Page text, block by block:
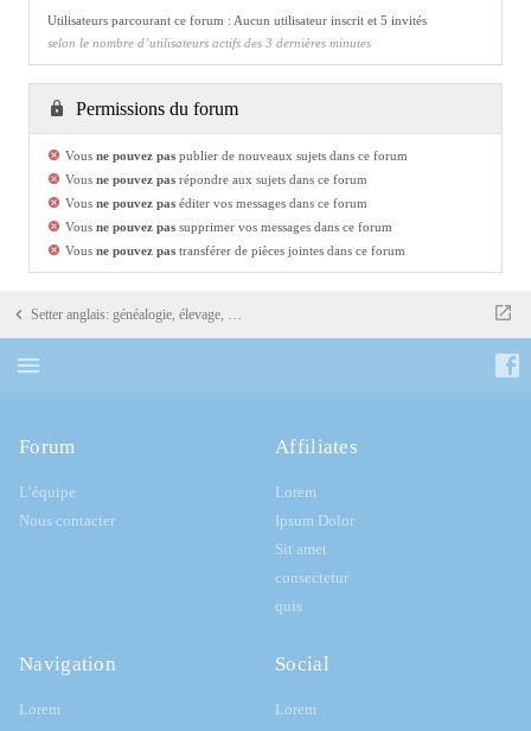
Utilisateurs parcourant ce forum : Aucun utilisateur inscrit et 5 invités
selon le nombre d’utilisateurs actifs des 3 dernières minutes
Permissions du forum
Vous ne pouvez pas publier de nouveaux sujets dans ce forum
Vous ne pouvez pas répondre aux sujets dans ce forum
Vous ne pouvez pas éditer vos messages dans ce forum
Vous ne pouvez pas supprimer vos messages dans ce forum
Vous ne pouvez pas transférer de pièces jointes dans ce forum
Forum
L’équipe
Nous contacter
Affiliates
Lorem
Ipsum Dolor
Sit amet
consectetur
quis
Navigation
Lorem
Social
Lorem